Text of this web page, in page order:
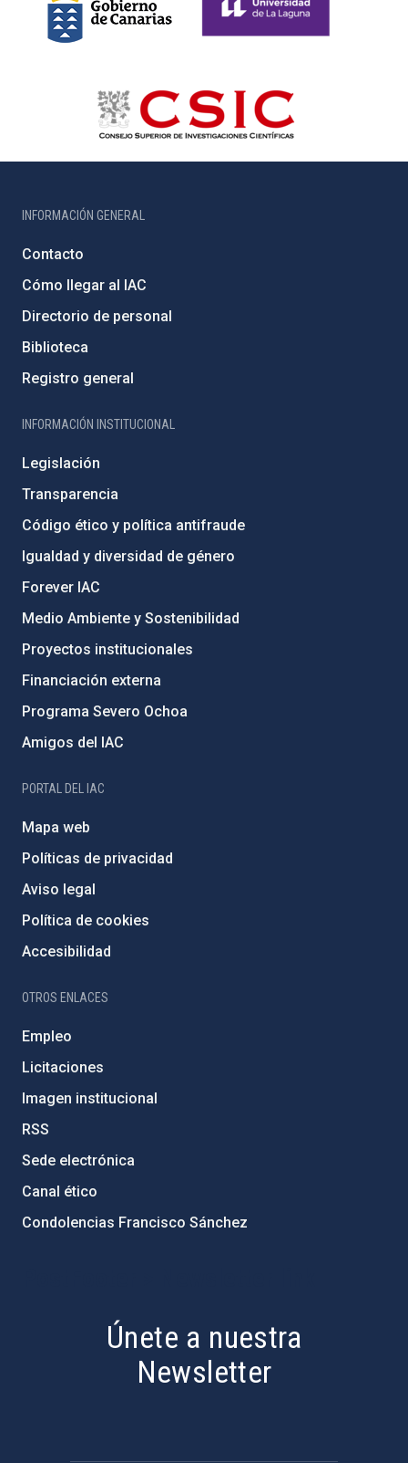
INFORMACIÓN GENERAL
Contacto
Cómo llegar al IAC
Directorio de personal
Biblioteca
Registro general
INFORMACIÓN INSTITUCIONAL
Legislación
Transparencia
Código ético y política antifraude
Igualdad y diversidad de género
Forever IAC
Medio Ambiente y Sostenibilidad
Proyectos institucionales
Financiación externa
Programa Severo Ochoa
Amigos del IAC
PORTAL DEL IAC
Mapa web
Políticas de privacidad
Aviso legal
Política de cookies
Accesibilidad
OTROS ENLACES
Empleo
Licitaciones
Imagen institucional
RSS
Sede electrónica
Canal ético
Condolencias Francisco Sánchez
Únete a nuestra
Newsletter